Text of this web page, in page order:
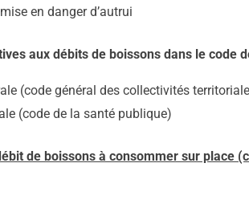
en danger d’autrui
aux débits de boissons dans le code
(code général des collectivités
(code de la santé publique)
de boissons à consommer sur place